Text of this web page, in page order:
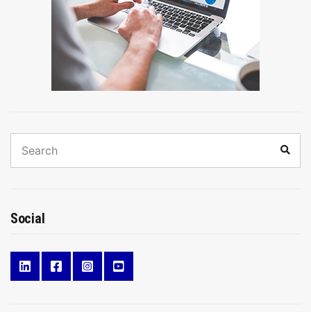
for:
Social